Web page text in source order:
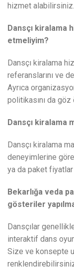
hizmet alabilirsiniz.
Dansçı kiralama
etmeliyim?
Dansçı kiralama
referanslarını ve
Ayrıca
politikasını da göz
Dansçı kiralama
Dansçı kiralama
deneyimlerine
ya da paket
Bekarlığa veda
gösteriler
Dansçılar
interaktif dans
Size ve konsepte